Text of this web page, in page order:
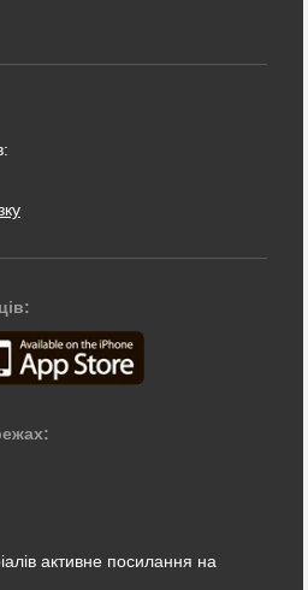
активне посилання на